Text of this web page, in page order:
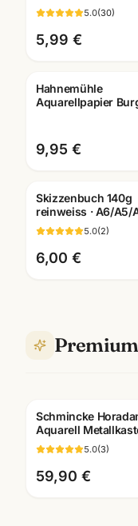
Künstlerfarben · alle
Farben Mannheim
5.0(30)
5,99 €
Hahnemühle
Aquarellpapier
9,95 €
Skizzenbuch 140g
reinweiss · A6/A5/
Zeichenpapier für
Studien unterwegs
5.0(2)
6,00 €
Schmincke
Aquarell
halbe Naepfe ·
Künstlerfarben
Mannheim
5.0(3)
59,90 €